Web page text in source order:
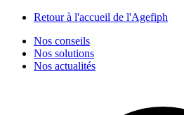
Retour à l'accueil de l'Agefiph
Nos conseils
Nos solutions
Nos actualités